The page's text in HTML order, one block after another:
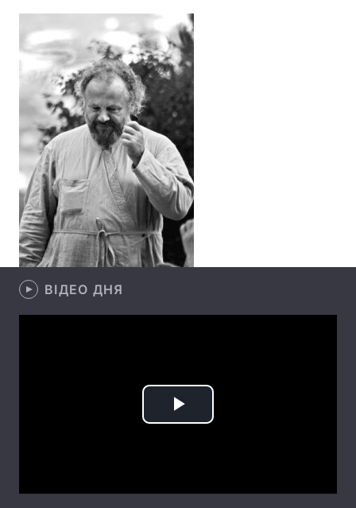
Головна Війна
Україна Політика
Економіка Світ
Спорт Наука
Техно і зв'язок Лайт
Зброя
Здоров'я Туризм
Регіони
ВІДЕО ДНЯ
Play